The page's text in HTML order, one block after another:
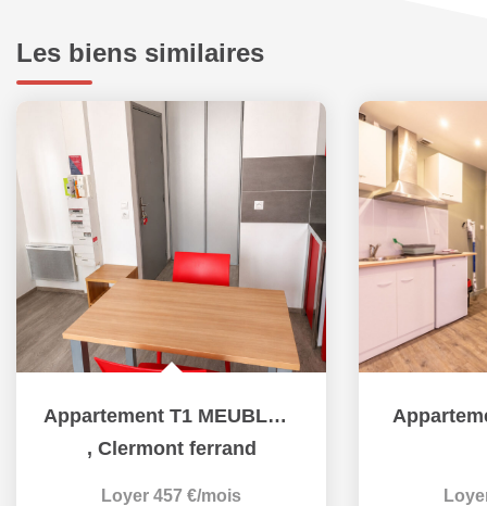
Les biens similaires
Appartement T1 MEUBLE - CLERMONT-FERRAND
, Clermont ferrand
Loyer 457 €/mois